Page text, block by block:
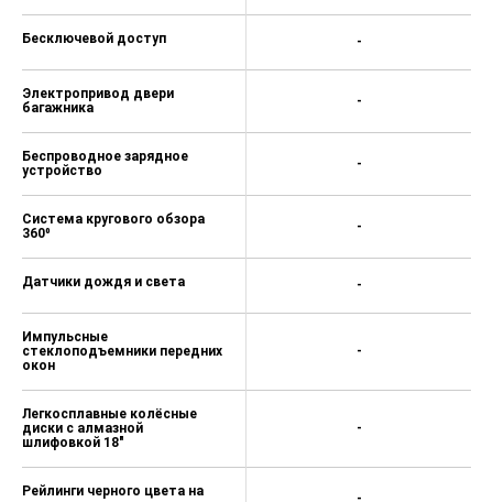
Бесключевой доступ
Электропривод двери
багажника
Беспроводное зарядное
устройство
Система кругового обзора
360⁰
Датчики дождя и света
Импульсные
стеклоподъемники передних
окон
Легкосплавные колёсные
диски с алмазной
шлифовкой 18"
Рейлинги черного цвета на
-
-
-
-
-
-
-
-